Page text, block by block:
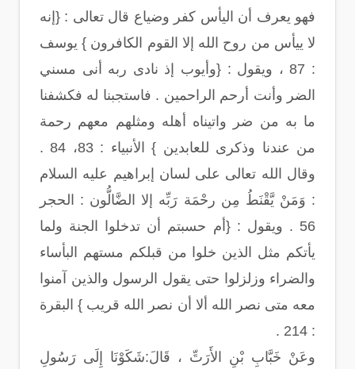
فهو يعرف أن اليأس كفر وضياع قال تعالى : {إنه
لا ييأس من روح الله إلا القوم الكافرون } يوسف
: 87 ، ويقول : {وأيوب إذ نادى ربه أنى مسني
الضر وأنت أرحم الراحمين . فاستجبنا له فكشفنا
ما به من ضر واتيناه أهله ومثلهم معهم رحمة
من عندنا وذكرى للعابدين } الأنبياء : 83، 84 .
وقال الله تعالى على لسان إبراهيم عليه السلام
: وَمَنْ يَّقْنَطُ مِن رحْمَة رَبِّه إلا الضَّالُّون : الحجر
56 . ويقول : {أم حسبتم أن تدخلوا الجنة ولما
يأتكم مثل الذين خلوا من قبلكم مستهم البأساء
والضراء وزلزلوا حتى يقول الرسول والذين آمنوا
معه متى نصر الله ألا أن نصر الله قريب } البقرة
: 214 .
وعَنْ خَبَّابِ بْنِ الأَرَتِّ ، قَالَ:شَكَوْنَا إِلَى رَسُولِ